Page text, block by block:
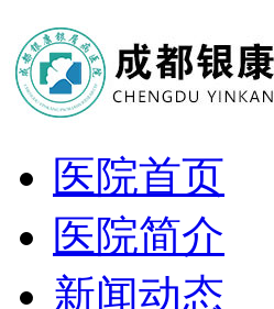
医院首页
医院简介
新闻动态